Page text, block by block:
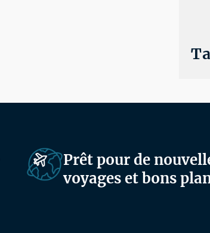
Prêt pour de
voyages et bons